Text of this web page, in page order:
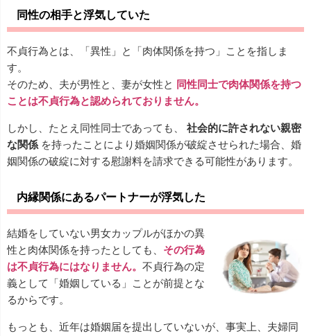
同性の相手と浮気していた
不貞行為とは、「異性」と「肉体関係を持つ」ことを指しま
す。
そのため、夫が男性と、妻が女性と 同性同士で肉体関係を持つ
ことは不貞行為と認められておりません。
しかし、たとえ同性同士であっても、 社会的に許されない親密
な関係 を持ったことにより婚姻関係が破綻させられた場合、婚
姻関係の破綻に対する慰謝料を請求できる可能性があります。
内縁関係にあるパートナーが浮気した
結婚をしていない男女カップルがほかの異
性と肉体関係を持ったとしても、 その行為
は不貞行為にはなりません。 不貞行為の定
義として「婚姻している」ことが前提とな
るからです。
もっとも、近年は婚姻届を提出していないが、事実上、夫婦同